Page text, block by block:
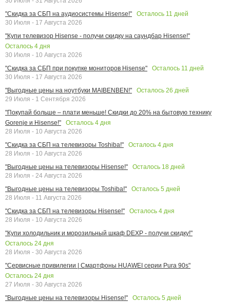
"Скидка за СБП на аудиосистемы Hisense!"
Осталось 11 дней
30 Июля - 17 Августа 2026
"Купи телевизор Hisense - получи скидку на саундбар Hisense!"
Осталось 4 дня
30 Июля - 10 Августа 2026
"Скидка за СБП при покупке мониторов Hisense"
Осталось 11 дней
30 Июля - 17 Августа 2026
"Выгодные цены на ноутбуки MAIBENBEN!"
Осталось 26 дней
29 Июля - 1 Сентября 2026
"Покупай больше – плати меньше! Скидки до 20% на бытовую технику
Gorenje и Hisense!"
Осталось 4 дня
28 Июля - 10 Августа 2026
"Скидка за СБП на телевизоры Toshiba!"
Осталось 4 дня
28 Июля - 10 Августа 2026
"Выгодные цены на телевизоры Hisense!"
Осталось 18 дней
28 Июля - 24 Августа 2026
"Выгодные цены на телевизоры Toshiba!"
Осталось 5 дней
28 Июля - 11 Августа 2026
"Скидка за СБП на телевизоры Hisense!"
Осталось 4 дня
28 Июля - 10 Августа 2026
"Купи холодильник и морозильный шкаф DEXP - получи скидку!"
Осталось 24 дня
28 Июля - 30 Августа 2026
"Сервисные привилегии | Смартфоны HUAWEI серии Pura 90s"
Осталось 24 дня
27 Июля - 30 Августа 2026
"Выгодные цены на телевизоры Hisense!"
Осталось 5 дней